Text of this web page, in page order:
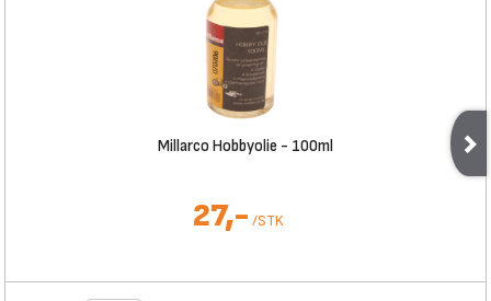
Millarco Hobbyolie - 100ml
27,- /STK